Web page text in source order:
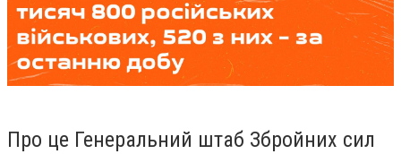
Про це Генеральний штаб Збройних сил